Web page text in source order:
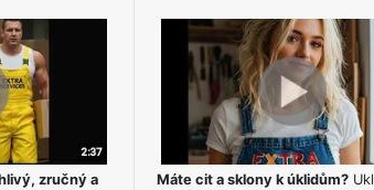
zručný a
Máte cit a sklony k úklidům?